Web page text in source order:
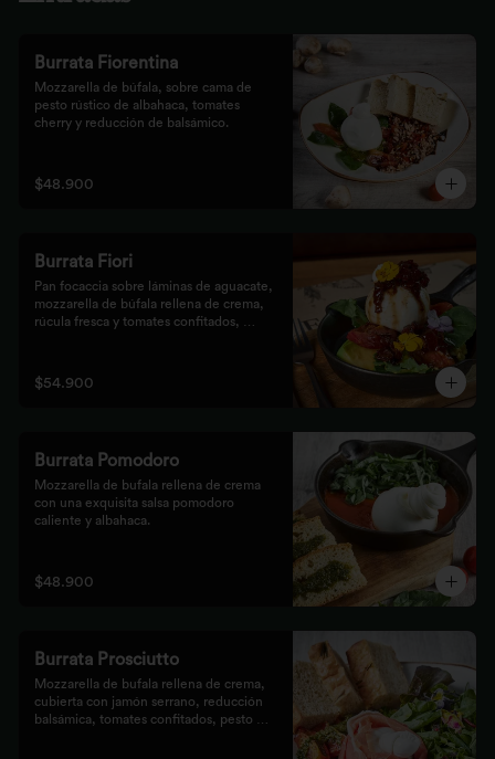
Burrata Fiorentina
Mozzarella de búfala, sobre cama de
pesto rústico de albahaca, tomates
cherry y reducción de balsámico.
$48.900
Burrata Fiori
Pan focaccia sobre láminas de aguacate,
mozzarella de búfala rellena de crema,
rúcula fresca y tomates confitados,
$54.900
Burrata Pomodoro
Mozzarella de bufala rellena de crema
con una exquisita salsa pomodoro
caliente y albahaca.
$48.900
Burrata Prosciutto
Mozzarella de bufala rellena de crema,
cubierta con jamón serrano, reducción
balsámica, tomates confitados, pesto